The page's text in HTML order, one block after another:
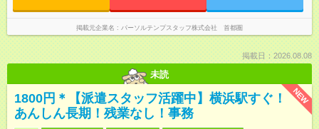
掲載元企業名 パーソルテンプスタッフ株式会社 首都圏
掲載日：2026.08.08
未読
NEW
1800円＊【派遣スタッフ活躍中】横浜駅すぐ！
あんしん長期！残業なし！事務